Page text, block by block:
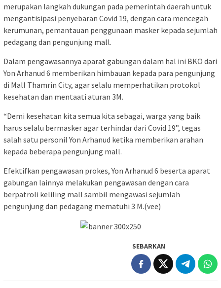
merupakan langkah dukungan pada pemerintah daerah untuk
mengantisipasi penyebaran Covid 19, dengan cara mencegah
kerumunan, pemantauan penggunaan masker kepada sejumlah
pedagang dan pengunjung mall.
Dalam pengawasannya aparat gabungan dalam hal ini BKO dari
Yon Arhanud 6 memberikan himbauan kepada para pengunjung
di Mall Thamrin City, agar selalu memperhatikan protokol
kesehatan dan mentaati aturan 3M.
“Demi kesehatan kita semua kita sebagai, warga yang baik
harus selalu bermasker agar terhindar dari Covid 19”, tegas
salah satu personil Yon Arhanud ketika memberikan arahan
kepada beberapa pengunjung mall.
Efektifkan pengawasan prokes, Yon Arhanud 6 beserta aparat
gabungan lainnya melakukan pengawasan dengan cara
berpatroli keliling mall sambil mengawasi sejumlah
pengunjung dan pedagang mematuhi 3 M.(vee)
SEBARKAN